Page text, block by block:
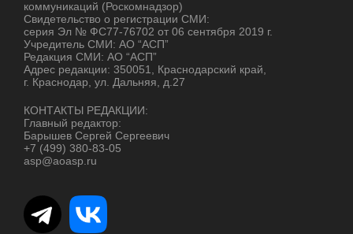
коммуникаций (Роскомнадзор)
Свидетельство о регистрации СМИ:
серия Эл № ФС77-76702 от 06 сентября 2019 г.
Учредитель СМИ: АО “АСП”
Редакция СМИ: АО “АСП”
Адрес редакции: 350051, Краснодарский край,
г. Краснодар, ул. Дальняя, д.27
КОНТАКТЫ РЕДАКЦИИ:
Главный редактор:
Барышев Сергей Сергеевич
+7 (499) 380-83-05
asp@aoasp.ru